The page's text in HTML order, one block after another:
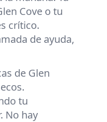
Cove o tu
crítico.
de ayuda,
de Glen
tu
No hay